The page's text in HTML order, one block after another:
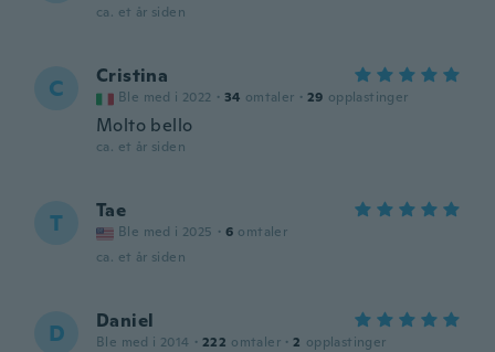
ca. et år siden
C Cristina
Ble med i 2022 · 34 omtaler · 29 opplastinger
Molto bello
ca. et år siden
T Tae
Ble med i 2025 · 6 omtaler
ca. et år siden
D Daniel
Ble med i 2014 · 222 omtaler · 2 opplastinger